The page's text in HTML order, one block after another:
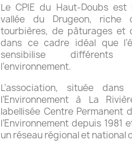
Le CPIE du Haut-Doubs
vallée du Drugeon, riche
tourbières, de pâturages et
dans ce cadre idéal que
sensibilise
l’environnement.
L’association, située
l’Environnement à La
labellisée Centre Permanent
l’Environnement depuis 1981
un réseau régional et national